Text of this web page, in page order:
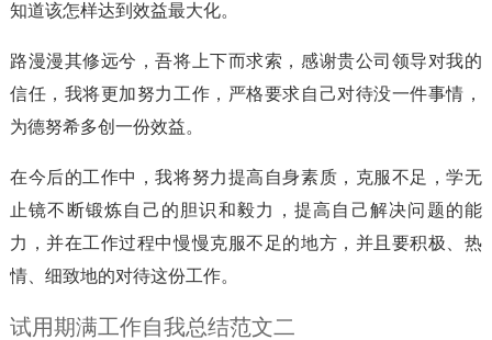
知道该怎样达到效益最大化。
路漫漫其修远兮，吾将上下而求索，感谢贵公司领导对我的
信任，我将更加努力工作，严格要求自己对待没一件事情，
为德努希多创一份效益。
在今后的工作中，我将努力提高自身素质，克服不足，学无
止镜不断锻炼自己的胆识和毅力，提高自己解决问题的能
力，并在工作过程中慢慢克服不足的地方，并且要积极、热
情、细致地的对待这份工作。
试用期满工作自我总结范文二